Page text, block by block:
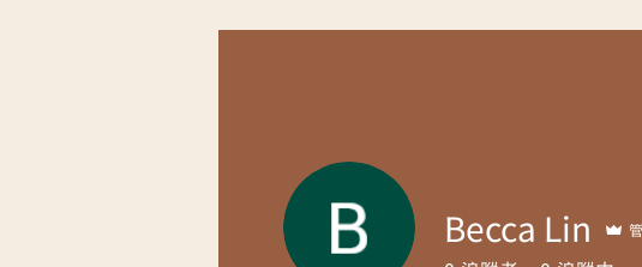
Becca Lin